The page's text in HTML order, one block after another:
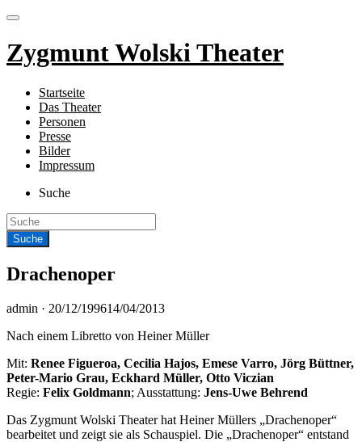
Zygmunt Wolski Theater
Startseite
Das Theater
Personen
Presse
Bilder
Impressum
Suche
Drachenoper
admin · Veröffentlicht
20/12/199614/04/2013
Nach einem Libretto von Heiner Müller
Mit: Renee Figueroa, Cecilia Hajos, Emese Varro, Jörg Büttner,
Peter-Mario Grau, Eckhard Müller, Otto Viczian
Regie: Felix Goldmann; Ausstattung: Jens-Uwe Behrend
Das Zygmunt Wolski Theater hat Heiner Müllers „Drachenoper“
bearbeitet und zeigt sie als Schauspiel. Die „Drachenoper“ entstand